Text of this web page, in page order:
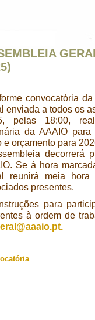
convocatória
enviada a todos os
pelas 18:00,
da AAAIO
e orçamento para
decorrerá
Se à hora
reunirá meia
presentes.
para
à ordem de
.